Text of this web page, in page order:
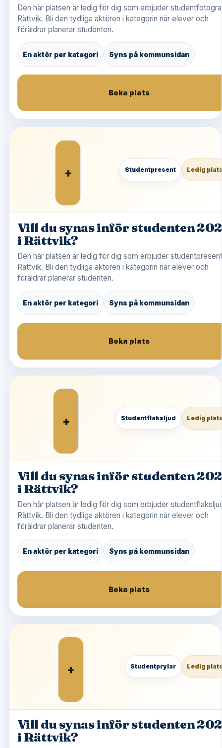
Den här platsen är ledig för dig som erbjuder
Rättvik. Bli den tydliga aktören i kategorin när elever och
föräldrar planerar studenten.
En aktör per kategori Syns på kommunsidan
Boka plats
+ Studentpresent Ledig
Vill du synas inför studenten
i Rättvik?
Den här platsen är ledig för dig som erbjuder
Rättvik. Bli den tydliga aktören i kategorin när elever och
föräldrar planerar studenten.
En aktör per kategori Syns på kommunsidan
Boka plats
+ Studentflaksljud Ledig
Vill du synas inför studenten
i Rättvik?
Den här platsen är ledig för dig som erbjuder
Rättvik. Bli den tydliga aktören i kategorin när elever och
föräldrar planerar studenten.
En aktör per kategori Syns på kommunsidan
Boka plats
+ Studentprylar Ledig
Vill du synas inför studenten
i Rättvik?